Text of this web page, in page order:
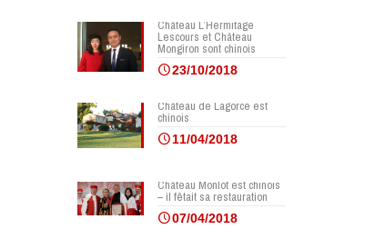
Château L’Hermitage
Lescours et Château
Mongiron sont chinois
23/10/2018
Château de Lagorce est
chinois
11/04/2018
Château Monlot est chinois
– il fêtait sa restauration
07/04/2018